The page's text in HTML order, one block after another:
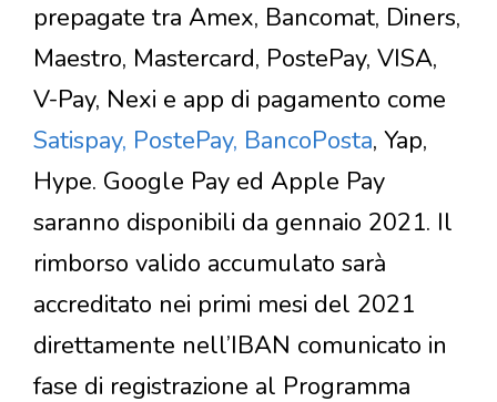
prepagate tra Amex, Bancomat, Diners,
Maestro, Mastercard, PostePay, VISA,
V-Pay, Nexi e app di pagamento come
Satispay, PostePay, BancoPosta, Yap,
Hype. Google Pay ed Apple Pay
saranno disponibili da gennaio 2021. Il
rimborso valido accumulato sarà
accreditato nei primi mesi del 2021
direttamente nell’IBAN comunicato in
fase di registrazione al Programma